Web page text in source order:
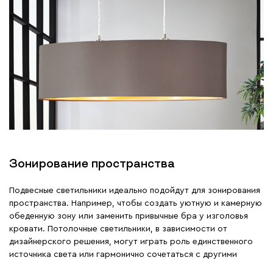
Зонирование пространства
Подвесные светильники идеально подойдут для зонирования
пространства. Например, чтобы создать уютную и камерную
обеденную зону или заменить привычные бра у изголовья
кровати. Потолочные светильники, в зависимости от
дизайнерского решения, могут играть роль единственного
источника света или гармонично сочетаться с другими